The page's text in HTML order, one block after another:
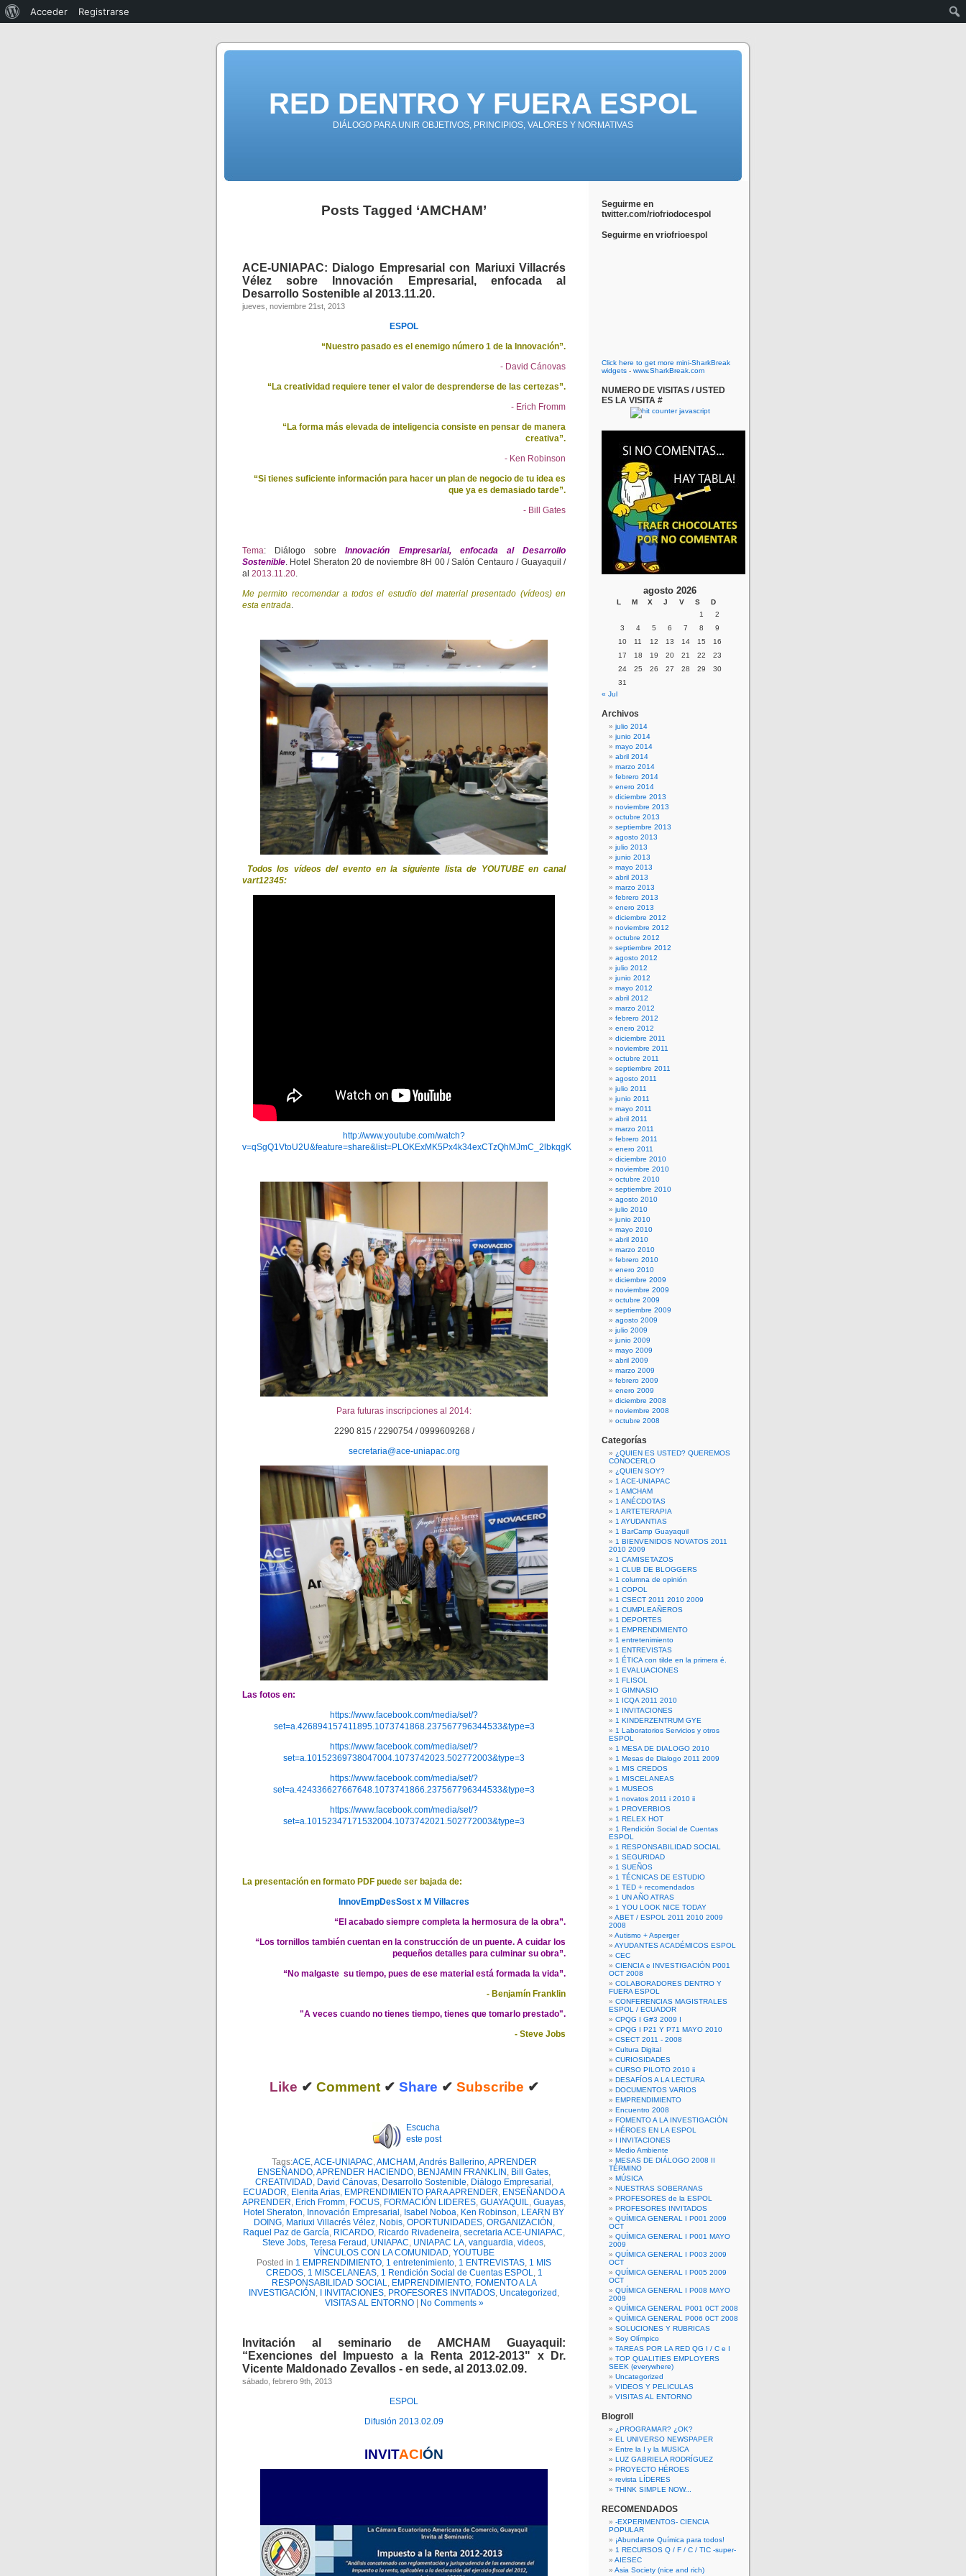
RED DENTRO Y FUERA ESPOL
DIÁLOGO PARA UNIR OBJETIVOS, PRINCIPIOS, VALORES Y NORMATIVAS
Posts Tagged ‘AMCHAM’
ACE-UNIAPAC: Dialogo Empresarial con Mariuxi Villacrés
Vélez sobre Innovación Empresarial, enfocada al
Desarrollo Sostenible al 2013.11.20.
jueves, noviembre 21st, 2013
ESPOL
“Nuestro pasado es el enemigo número 1 de la Innovación”.
- David Cánovas
“La creatividad requiere tener el valor de desprenderse de las certezas”.
- Erich Fromm
“La forma más elevada de inteligencia consiste en pensar de manera
creativa”.
- Ken Robinson
“Si tienes suficiente información para hacer un plan de negocio de tu idea es
que ya es demasiado tarde”.
- Bill Gates
Tema: Diálogo sobreInnovación Empresarial, enfocada al Desarrollo
Sostenible. Hotel Sheraton 20 de noviembre 8H 00 / Salón Centauro / Guayaquil /
al 2013.11.20.
Me permito recomendar a todos el estudio del material presentado (vídeos) en
esta entrada.
Todos los vídeos del evento en la siguiente lista de YOUTUBE en canal
vart12345:
http://www.youtube.com/watch?
v=qSgQ1VtoU2U&feature=share&list=PLOKExMK5Px4k34exCTzQhMJmC_2lbkqgK
Para futuras inscripciones al 2014:
2290 815 / 2290754 / 0999609268 /
secretaria@ace-uniapac.org
Las fotos en:
https://www.facebook.com/media/set/?
set=a.426894157411895.1073741868.237567796344533&type=3
https://www.facebook.com/media/set/?
set=a.10152369738047004.1073742023.502772003&type=3
https://www.facebook.com/media/set/?
set=a.424336627667648.1073741866.237567796344533&type=3
https://www.facebook.com/media/set/?
set=a.10152347171532004.1073742021.502772003&type=3
La presentación en formato PDF puede ser bajada de:
InnovEmpDesSost x M Villacres
“El acabado siempre completa la hermosura de la obra”.
“Los tornillos también cuentan en la construcción de un puente. A cuidar los
pequeños detalles para culminar su obra”.
“No malgaste su tiempo, pues de ese material está formada la vida”.
- Benjamín Franklin
"A veces cuando no tienes tiempo, tienes que tomarlo prestado".
- Steve Jobs
Like ✔ Comment✔ Share ✔ Subscribe ✔
Escucha
este post
Tags:ACE,ACE-UNIAPAC,AMCHAM ,Andrés Ballerino,APRENDER
ENSEÑANDO,APRENDER HACIENDO, BENJAMIN FRANKLIN , Bill Gates,
CREATIVIDAD, David Cánovas, Desarrollo Sostenible, Diálogo Empresarial ,
ECUADOR, Elenita Arias, EMPRENDIMIENTO PARA APRENDER, ENSEÑANDO A
APRENDER, Erich Fromm, FOCUS, FORMACIÓN LIDERES, GUAYAQUIL, Guayas,
Hotel Sheraton, Innovación Empresarial , Isabel Noboa, Ken Robinson, LEARN BY
DOING, Mariuxi Villacrés Vélez, Nobis, OPORTUNIDADES, ORGANIZACIÓN ,
Raquel Paz de García, RICARDO, Ricardo Rivadeneira, secretaria ACE-UNIAPAC,
Steve Jobs, Teresa Feraud , UNIAPAC, UNIAPAC LA, vanguardia, videos,
VÍNCULOS CON LA COMUNIDAD, YOUTUBE
Posted in 1 EMPRENDIMIENTO, 1 entretenimiento, 1 ENTREVISTAS, 1 MIS
CREDOS, 1 MISCELANEAS, 1 Rendición Social de Cuentas ESPOL, 1
RESPONSABILIDAD SOCIAL, EMPRENDIMIENTO, FOMENTO A LA
INVESTIGACIÓN , I INVITACIONES, PROFESORES INVITADOS, Uncategorized ,
VISITAS AL ENTORNO| No Comments »
Invitación al seminario de AMCHAM Guayaquil:
“Exenciones del Impuesto a la Renta 2012-2013" x Dr.
Vicente Maldonado Zevallos - en sede, al 2013.02.09.
sábado, febrero 9th, 2013
ESPOL
Difusión 2013.02.09
INVITACIÓN
Seguirme en
twitter.com/riofriodocespol
Seguirme en vriofrioespol
Click here to get more mini-SharkBreak
widgets - www.SharkBreak.com
NUMERO DE VISITAS / USTED
ES LA VISITA #
agosto 2026
L M X J V S
D
1
2
3
4 5 6 7 8
9
10
11 12 13 14 15
16
17
18 19 20 21 22
23
24
25 26 27 28 29
30
31
« Jul
Archivos
julio 2014
junio 2014
mayo 2014
abril 2014
marzo 2014
febrero 2014
enero 2014
diciembre 2013
noviembre 2013
octubre 2013
septiembre 2013
agosto 2013
julio 2013
junio 2013
mayo 2013
abril 2013
marzo 2013
febrero 2013
enero 2013
diciembre 2012
noviembre 2012
octubre 2012
septiembre 2012
agosto 2012
julio 2012
junio 2012
mayo 2012
abril 2012
marzo 2012
febrero 2012
enero 2012
diciembre 2011
noviembre 2011
octubre 2011
septiembre 2011
agosto 2011
julio 2011
junio 2011
mayo 2011
abril 2011
marzo 2011
febrero 2011
enero 2011
diciembre 2010
noviembre 2010
octubre 2010
septiembre 2010
agosto 2010
julio 2010
junio 2010
mayo 2010
abril 2010
marzo 2010
febrero 2010
enero 2010
diciembre 2009
noviembre 2009
octubre 2009
septiembre 2009
agosto 2009
julio 2009
junio 2009
mayo 2009
abril 2009
marzo 2009
febrero 2009
enero 2009
diciembre 2008
noviembre 2008
octubre 2008
Categorías
¿QUIEN ES USTED? QUEREMOS
CONOCERLO
¿QUIEN SOY?
1 ACE-UNIAPAC
1 AMCHAM
1 ANÉCDOTAS
1 ARTETERAPIA
1 AYUDANTIAS
1 BarCamp Guayaquil
1 BIENVENIDOS NOVATOS 2011
2010 2009
1 CAMISETAZOS
1 CLUB DE BLOGGERS
1 columna de opinión
1 COPOL
1 CSECT 2011 2010 2009
1 CUMPLEAÑEROS
1 DEPORTES
1 EMPRENDIMIENTO
1 entretenimiento
1 ENTREVISTAS
1 ÉTICA con tilde en la primera é.
1 EVALUACIONES
1 FLISOL
1 GIMNASIO
1 ICQA 2011 2010
1 INVITACIONES
1 KINDERZENTRUM GYE
1 Laboratorios Servicios y otros
ESPOL
1 MESA DE DIALOGO 2010
1 Mesas de Dialogo 2011 2009
1 MIS CREDOS
1 MISCELANEAS
1 MUSEOS
1 novatos 2011 i 2010 ii
1 PROVERBIOS
1 RELEX HOT
1 Rendición Social de Cuentas
ESPOL
1 RESPONSABILIDAD SOCIAL
1 SEGURIDAD
1 SUEÑOS
1 TÉCNICAS DE ESTUDIO
1 TED + recomendados
1 UN AÑO ATRAS
1 YOU LOOK NICE TODAY
ABET / ESPOL 2011 2010 2009
2008
Autismo + Asperger
AYUDANTES ACADÉMICOS ESPOL
CEC
CIENCIA e INVESTIGACIÓN P001
OCT 2008
COLABORADORES DENTRO Y
FUERA ESPOL
CONFERENCIAS MAGISTRALES
ESPOL / ECUADOR
CPQG I G#3 2009 I
CPQG I P21 Y P71 MAYO 2010
CSECT 2011 - 2008
Cultura Digital
CURIOSIDADES
CURSO PILOTO 2010 ii
DESAFÍOS A LA LECTURA
DOCUMENTOS VARIOS
EMPRENDIMIENTO
Encuentro 2008
FOMENTO A LA INVESTIGACIÓN
HÉROES EN LA ESPOL
I INVITACIONES
Medio Ambiente
MESAS DE DIÁLOGO 2008 II
TÉRMINO
MÚSICA
NUESTRAS SOBERANAS
PROFESORES de la ESPOL
PROFESORES INVITADOS
QUÍMICA GENERAL I P001 2009
OCT
QUÍMICA GENERAL I P001 MAYO
2009
QUÍMICA GENERAL I P003 2009
OCT
QUÍMICA GENERAL I P005 2009
OCT
QUÍMICA GENERAL I P008 MAYO
2009
QUÍMICA GENERAL P001 0CT 2008
QUÍMICA GENERAL P006 0CT 2008
SOLUCIONES Y RUBRICAS
Soy Olímpico
TAREAS POR LA RED QG I / C e I
TOP QUALITIES EMPLOYERS
SEEK (everywhere)
Uncategorized
VIDEOS Y PELICULAS
VISITAS AL ENTORNO
Blogroll
¿PROGRAMAR? ¿OK?
EL UNIVERSO NEWSPAPER
Entre la I y la MUSICA
LUZ GABRIELA RODRÍGUEZ
PROYECTO HÉROES
revista LÍDERES
THINK SIMPLE NOW...
RECOMENDADOS
-EXPERIMENTOS- CIENCIA
POPULAR
¡Abundante Química para todos!
1 RECURSOS Q / F / C / TIC -super-
AIESEC
Asia Society (nice and rich)
Acceder Registrarse